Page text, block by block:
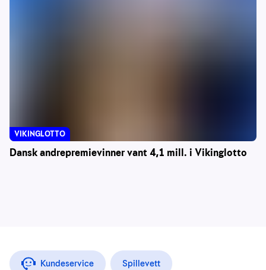
Dansk andrepremievinner vant 4,1 mill. i Vikinglotto
VIKINGLOTTO
Kundeservice Spillevett